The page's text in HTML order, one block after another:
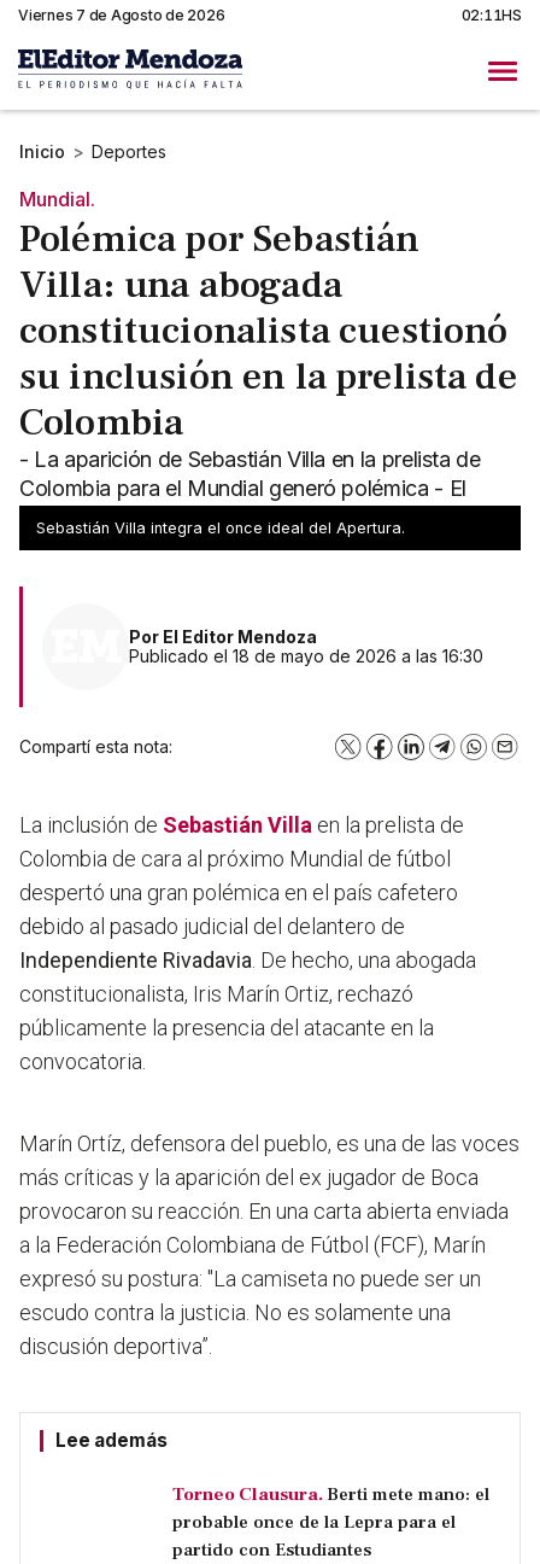
Viernes 7 de Agosto de 2026 02:11HS
Inicio > Deportes
Mundial.
Polémica por Sebastián
Villa: una abogada
constitucionalista cuestionó
su inclusión en la prelista de
Colombia
- La aparición de Sebastián Villa en la prelista de
Colombia para el Mundial generó polémica - El
delantero de la Lepra se mantiene expectante
Sebastián Villa integra el once ideal del Apertura.
Por El Editor Mendoza
Publicado el 18 de mayo de 2026 a las 16:30
Compartí esta nota: X Facebook
LinkedInTelegram
La inclusión de Sebastián Villa en la prelista de
Colombia de cara al próximo Mundial de fútbol
despertó una gran polémica en el país cafetero
debido al pasado judicial del delantero de
Independiente Rivadavia . De hecho, una abogada
constitucionalista, Iris Marín Ortiz, rechazó
públicamente la presencia del atacante en la
convocatoria.
Marín Ortíz, defensora del pueblo, es una de las voces
más críticas y la aparición del ex jugador de Boca
provocaron su reacción. En una carta abierta enviada
a la Federación Colombiana de Fútbol (FCF), Marín
expresó su postura: "La camiseta no puede ser un
escudo contra la justicia. No es solamente una
discusión deportiva”.
Lee además
Torneo Clausura. Berti mete mano: el
probable once de la Lepra para el
partido con Estudiantes